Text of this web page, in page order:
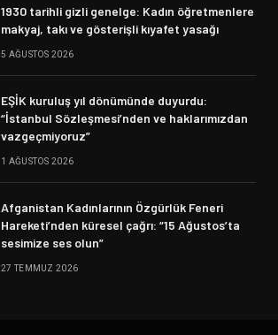
1930 tarihli gizli genelge: Kadın öğretmenlere
makyaj, takı ve gösterişli kıyafet yasağı
5 AĞUSTOS 2026
EŞİK kuruluş yıl dönümünde duyurdu:
“İstanbul Sözleşmesi’nden ve haklarımızdan
vazgeçmiyoruz”
1 AĞUSTOS 2026
Afganistan Kadınlarının Özgürlük Feneri
Hareketi’nden küresel çağrı: “15 Ağustos’ta
sesimize ses olun”
27 TEMMUZ 2026